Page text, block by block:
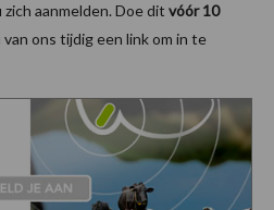
aanmelden. Doe dit vóór 10
ons tijdig een link om in te